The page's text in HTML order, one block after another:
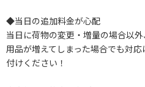
◆当日の追加料金が心配
当日に荷物の変更・増量の場合以
用品が増えてしまった場合でも対
付けください！